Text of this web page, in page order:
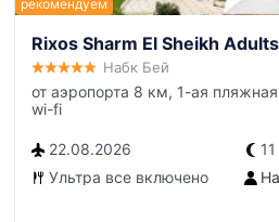
Rixos Sharm El Sheikh
Набк Бей
от аэропорта 8 км, 1-ая
wi-fi
22.08.2026
Ультра все включено